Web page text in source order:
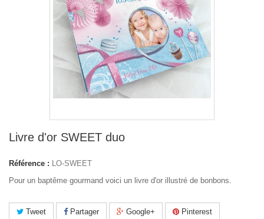
Livre d'or SWEET duo
Référence : LO-SWEET
Pour un baptême gourmand voici un livre d'or illustré de bonbons.
Tweet Partager Google+ Pinterest